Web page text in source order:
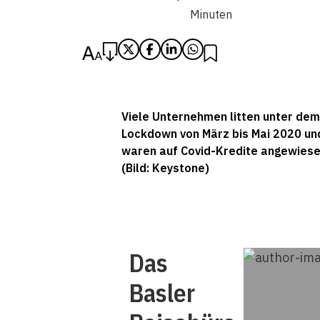
Minuten
Viele Unternehmen litten unter dem
Lockdown von März bis Mai 2020
waren auf Covid-Kredite
(Bild: Keystone)
Das
Basler